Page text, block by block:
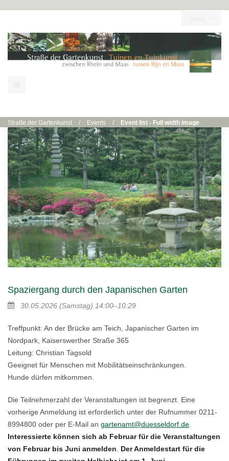
Straße der Gartenkunst / Events / Event list - Full width image
Spaziergang durch den Japanischen Garten
30.05.2026 (Samstag) 14:00–10:29
Treffpunkt: An der Brücke am Teich, Japanischer Garten im
Nordpark, Kaiserswerther Straße 365
Leitung: Christian Tagsold
Geeignet für Menschen mit Mobilitätseinschränkungen.
Hunde dürfen mitkommen.
Die Teilnehmerzahl der Veranstaltungen ist begrenzt. Eine
vorherige Anmeldung ist erforderlich unter der Rufnummer 0211-
8994800 oder per E-Mail an gartenamt@duesseldorf.de
Interessierte können sich ab Februar für die Veranstaltungen
von Februar bis Juni anmelden
Der Anmeldestart für die